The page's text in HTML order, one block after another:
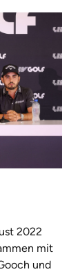
2022
mit
und